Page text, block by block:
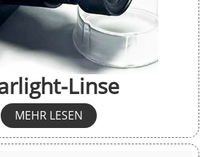
Linse
MEHR LESEN